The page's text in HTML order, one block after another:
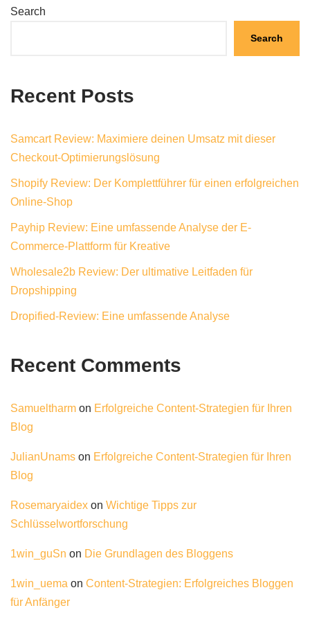
Search
Search
Recent Posts
Samcart Review: Maximiere deinen Umsatz mit dieser
Checkout-Optimierungslösung
Shopify Review: Der Komplettführer für einen erfolgreichen
Online-Shop
Payhip Review: Eine umfassende Analyse der E-
Commerce-Plattform für Kreative
Wholesale2b Review: Der ultimative Leitfaden für
Dropshipping
Dropified-Review: Eine umfassende Analyse
Recent Comments
Samueltharm on Erfolgreiche Content-Strategien für Ihren
Blog
JulianUnams on Erfolgreiche Content-Strategien für Ihren
Blog
Rosemaryaidex on Wichtige Tipps zur
Schlüsselwortforschung
1win_guSn on Die Grundlagen des Bloggens
1win_uema on Content-Strategien: Erfolgreiches Bloggen
für Anfänger